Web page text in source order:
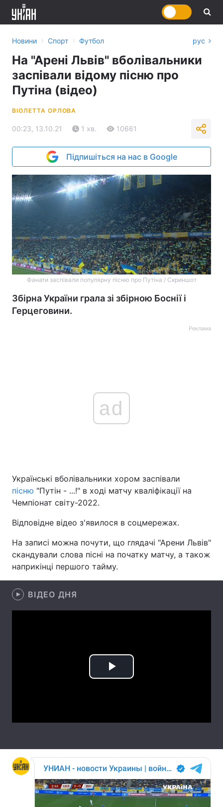
Головна Війна
Спорт Наука
Зброя
Архів
Контакти
Новини › Спорт › Футбол рус
На "Арені Львів" вболівальники
заспівали відому пісню про
Путіна (відео)
ВІОЛЕТТА ОРЛОВА
00:23, 13.10.21 1 хв. 10661
Підпишіться на нас в Google
Фанати заспівали популярну пісню про Путіна / Скриншот
Збірна України грала зі збірною Боснії і
Герцеговини.
Реклама
ad
Українські вболівальники хором заспівали
пісню "Путін - ...!" в ході матчу кваліфікації на
Чемпіонат світу-2022.
Відповідне відео з'явилося в соцмережах.
На записі можна почути, що глядачі "Арени Львів"
скандували слова пісні на початку матчу, а також
наприкінці першого тайму.
ВІДЕО ДНЯ
Play